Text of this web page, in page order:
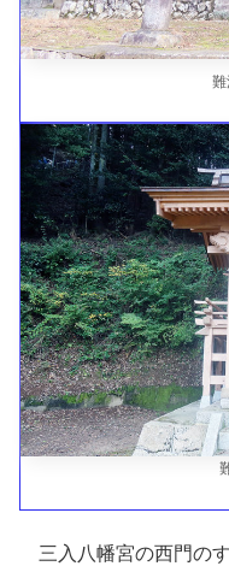
三入八幡宮の西門の